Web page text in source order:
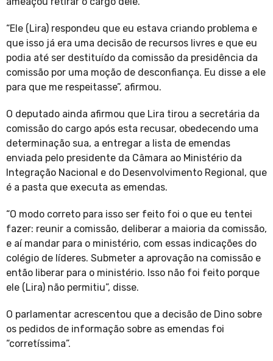
“Ele (Lira) respondeu que eu estava criando problema e
que isso já era uma decisão de recursos livres e que eu
podia até ser destituído da comissão da presidência da
comissão por uma moção de desconfiança. Eu disse a ele
para que me respeitasse”, afirmou.
O deputado ainda afirmou que Lira tirou a secretária da
comissão do cargo após esta recusar, obedecendo uma
determinação sua, a entregar a lista de emendas
enviada pelo presidente da Câmara ao Ministério da
Integração Nacional e do Desenvolvimento Regional, que
é a pasta que executa as emendas.
“O modo correto para isso ser feito foi o que eu tentei
fazer: reunir a comissão, deliberar a maioria da comissão,
e aí mandar para o ministério, com essas indicações do
colégio de líderes. Submeter a aprovação na comissão e
então liberar para o ministério. Isso não foi feito porque
ele (Lira) não permitiu”, disse.
O parlamentar acrescentou que a decisão de Dino sobre
os pedidos de informação sobre as emendas foi
“corretíssima”.